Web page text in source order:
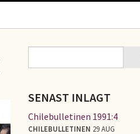
SÖKFORMULÄR
SENAST INLAGT
Chilebulletinen 1991:4
CHILEBULLETINEN 29 AUG